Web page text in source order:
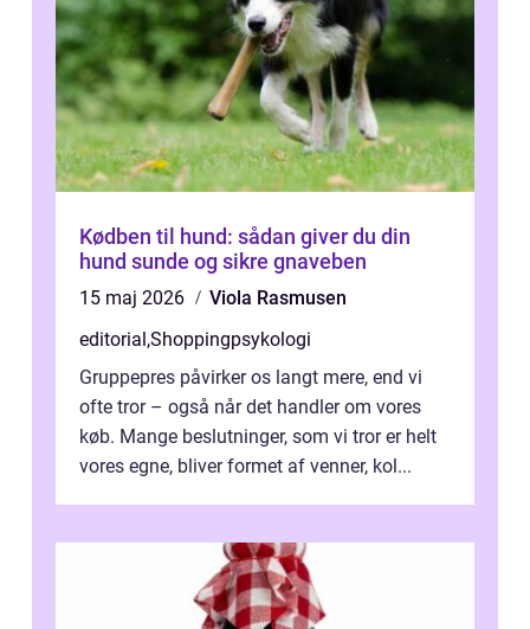
Kødben til hund: sådan giver du din
hund sunde og sikre gnaveben
15 maj 2026
Viola Rasmusen
editorial ,Shoppingpsykologi
Gruppepres påvirker os langt mere, end vi
ofte tror – også når det handler om vores
køb. Mange beslutninger, som vi tror er helt
vores egne, bliver formet af venner, kol...